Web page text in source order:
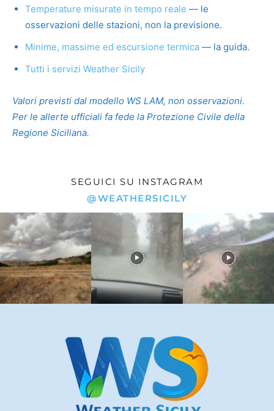
Temperature misurate in tempo reale — le
osservazioni delle stazioni, non la previsione.
Minime, massime ed escursione termica — la guida.
Tutti i servizi Weather Sicily
Valori previsti dal modello WS LAM, non osservazioni.
Per le allerte ufficiali fa fede la Protezione Civile della
Regione Siciliana.
SEGUICI SU INSTAGRAM
@WEATHERSICILY